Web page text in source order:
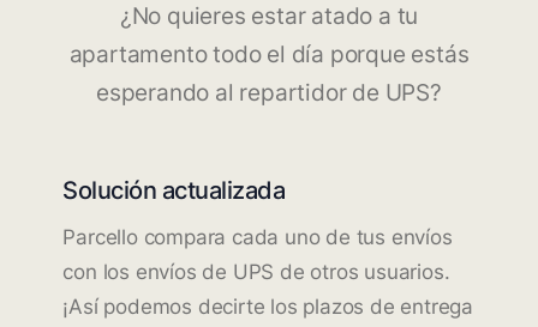
¿No quieres estar atado a tu
apartamento todo el día porque estás
esperando al repartidor de UPS?
Solución actualizada
Parcello compara cada uno de tus envíos
con los envíos de UPS de otros usuarios.
¡Así podemos decirte los plazos de entrega